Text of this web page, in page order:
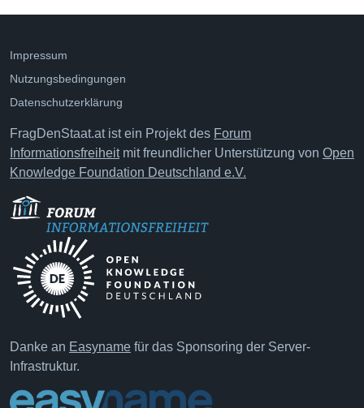
Impressum
Nutzungsbedingungen
Datenschutzerklärung
FragDenStaat.at ist ein Projekt des Forum
Informationsfreiheitmit freundlicher Unterstützung von Open
Knowledge Foundation Deutschland e.V.
Danke an Easyname für das Sponsoring der Server-
Infrastruktur.